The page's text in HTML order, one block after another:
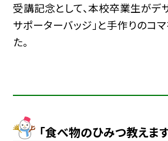
受講記念として、本校卒業生がデ
サポーターバッジ」と手作りのコ
た。
「食べ物のひみつ教えま